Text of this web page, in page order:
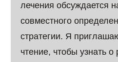
лечения обсуждается
совместного
стратегии. Я
чтение, чтобы узнать о